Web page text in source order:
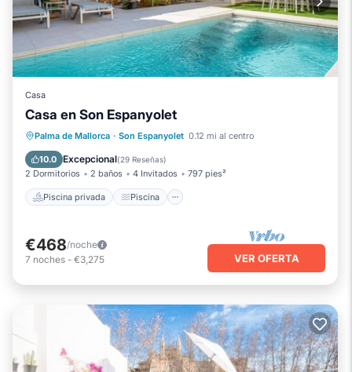
Casa
Casa en Son Espanyolet
Palma de Mallorca · Son Espanyolet 0.12 mi al centro
10.0 Excepcional(29 Reseñas)
2 Dormitorios 2 baños 4 Invitados 797 pies²
Piscina privada Piscina
Piscina privada
Piscina
Vista al mar
Balcón/Terraza
€468/noche
7 noches - €3,275 VER OFERTA